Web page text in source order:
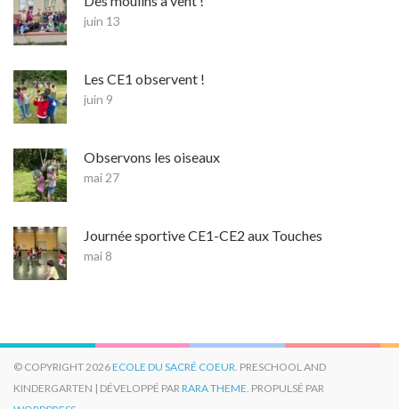
juin 13
Les CE1 observent !
juin 9
Observons les oiseaux
mai 27
Journée sportive CE1-CE2 aux Touches
mai 8
© COPYRIGHT 2026ECOLE DU SACRÉ COEUR. PRESCHOOL AND
KINDERGARTEN | DÉVELOPPÉ PARRARA THEME. PROPULSÉ PAR